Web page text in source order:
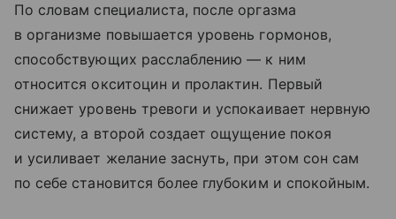
По словам специалиста, после оргазма
в организме повышается уровень гормонов,
способствующих расслаблению — к ним
относится окситоцин и пролактин. Первый
снижает уровень тревоги и успокаивает нервную
систему, а второй создает ощущение покоя
и усиливает желание заснуть, при этом сон сам
по себе становится более глубоким и спокойным.